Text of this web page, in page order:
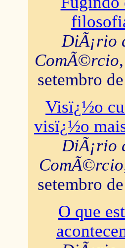
DiÃ¡rio
ComÃ©rcio
setembro
Visï¿½o
visï¿½o
DiÃ¡rio
ComÃ©rcio
setembro
O que